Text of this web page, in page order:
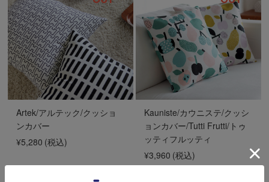
Artek/アルテック/クッショ
ンカバー
¥5,280 (税込)
Kauniste/カウニステ/クッシ
ョンカバー/Tutti Frutti/トゥ
ッティフルッティ
¥3,960 (税込)